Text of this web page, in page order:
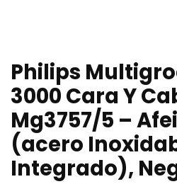
Philips
3000 Cara Y
Mg3757/5 –
(acero
Integrado),